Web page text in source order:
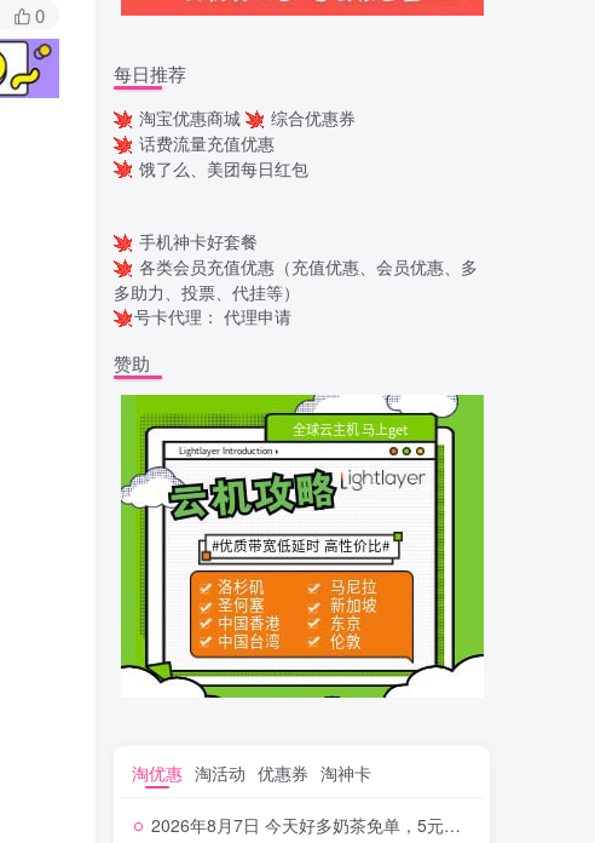
0
每日推荐
淘宝优惠商城
综合优惠券
话费流量充值优惠
饿了么、美团每日红包
手机神卡好套餐
各类会员充值优惠（充值优惠、会员优惠、多
多助力、投票、代挂等）
号卡代理： 代理申请
赞助
淘优惠 淘活动 优惠券 淘神卡
2026年8月7日 今天好多奶茶免单，5元农行省钱卡，京东抢0.01沪上，邮储5.88元等